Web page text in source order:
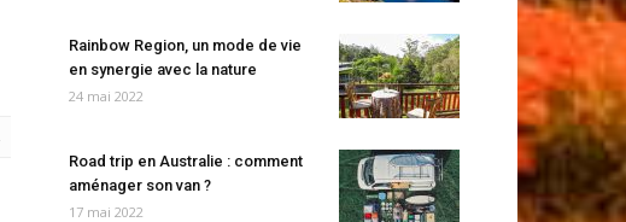
Rainbow Region, un mode de vie
en synergie avec la nature
24 mai 2022
Road trip en Australie : comment
aménager son van ?
17 mai 2022